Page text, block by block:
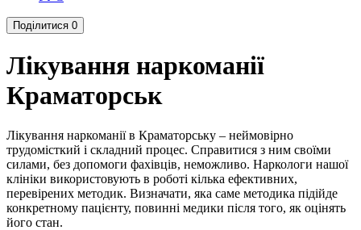
Поділитися 0
Лікування наркоманії
Краматорськ
Лікування наркоманії в Краматорську – неймовірно
трудомісткий і складний процес. Справитися з ним своїми
силами, без допомоги фахівців, неможливо. Наркологи нашої
клініки використовують в роботі кілька ефективних,
перевірених методик. Визначати, яка саме методика підійде
конкретному пацієнту, повинні медики після того, як оцінять
його стан.